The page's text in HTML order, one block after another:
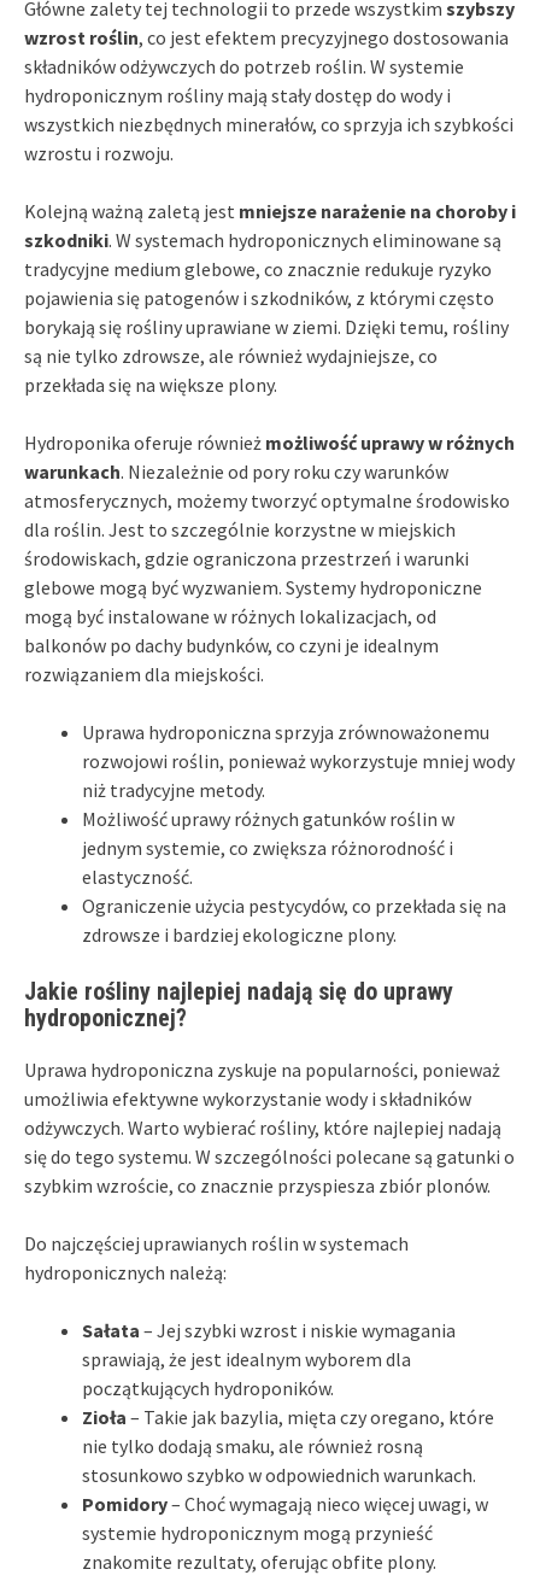
Główne zalety tej technologii to przede wszystkim szybszy
wzrost roślin, co jest efektem precyzyjnego dostosowania
składników odżywczych do potrzeb roślin. W systemie
hydroponicznym rośliny mają stały dostęp do wody i
wszystkich niezbędnych minerałów, co sprzyja ich szybkości
wzrostu i rozwoju.
Kolejną ważną zaletą jest mniejsze narażenie na choroby i
szkodniki. W systemach hydroponicznych eliminowane są
tradycyjne medium glebowe, co znacznie redukuje ryzyko
pojawienia się patogenów i szkodników, z którymi często
borykają się rośliny uprawiane w ziemi. Dzięki temu, rośliny
są nie tylko zdrowsze, ale również wydajniejsze, co
przekłada się na większe plony.
Hydroponika oferuje również możliwość uprawy w różnych
warunkach. Niezależnie od pory roku czy warunków
atmosferycznych, możemy tworzyć optymalne środowisko
dla roślin. Jest to szczególnie korzystne w miejskich
środowiskach, gdzie ograniczona przestrzeń i warunki
glebowe mogą być wyzwaniem. Systemy hydroponiczne
mogą być instalowane w różnych lokalizacjach, od
balkonów po dachy budynków, co czyni je idealnym
rozwiązaniem dla miejskości.
Uprawa hydroponiczna sprzyja zrównoważonemu
rozwojowi roślin, ponieważ wykorzystuje mniej wody
niż tradycyjne metody.
Możliwość uprawy różnych gatunków roślin w
jednym systemie, co zwiększa różnorodność i
elastyczność.
Ograniczenie użycia pestycydów, co przekłada się na
zdrowsze i bardziej ekologiczne plony.
Jakie rośliny najlepiej nadają się do uprawy
hydroponicznej?
Uprawa hydroponiczna zyskuje na popularności, ponieważ
umożliwia efektywne wykorzystanie wody i składników
odżywczych. Warto wybierać rośliny, które najlepiej nadają
się do tego systemu. W szczególności polecane są gatunki o
szybkim wzroście, co znacznie przyspiesza zbiór plonów.
Do najczęściej uprawianych roślin w systemach
hydroponicznych należą:
Sałata – Jej szybki wzrost i niskie wymagania
sprawiają, że jest idealnym wyborem dla
początkujących hydroponików.
Zioła – Takie jak bazylia, mięta czy oregano, które
nie tylko dodają smaku, ale również rosną
stosunkowo szybko w odpowiednich warunkach.
Pomidory– Choć wymagają nieco więcej uwagi, w
systemie hydroponicznym mogą przynieść
znakomite rezultaty, oferując obfite plony.